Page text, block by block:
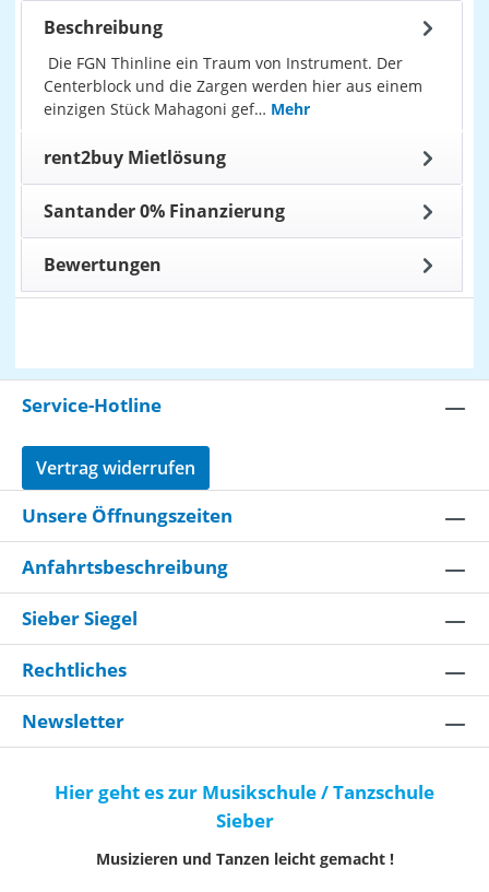
Beschreibung
Die FGN Thinline ein Traum von Instrument. Der
Centerblock und die Zargen werden hier aus einem
einzigen Stück Mahagoni gef… Mehr
rent2buy Mietlösung
Santander 0% Finanzierung
Bewertungen
Service-Hotline
Vertrag widerrufen
Unsere Öffnungszeiten
Anfahrtsbeschreibung
Sieber Siegel
Rechtliches
Newsletter
Hier geht es zur Musikschule / Tanzschule
Sieber
Musizieren und Tanzen leicht gemacht !